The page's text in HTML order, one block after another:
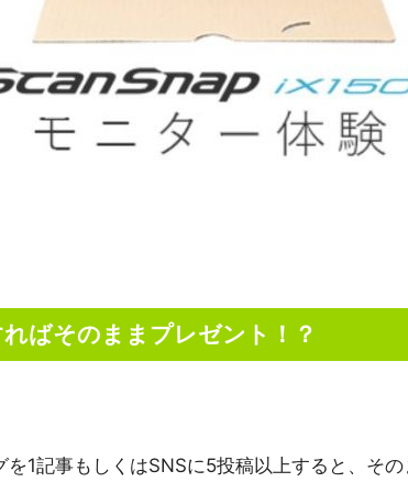
ばそのままプレゼント！？
を1記事もしくはSNSに5投稿以上すると、そ